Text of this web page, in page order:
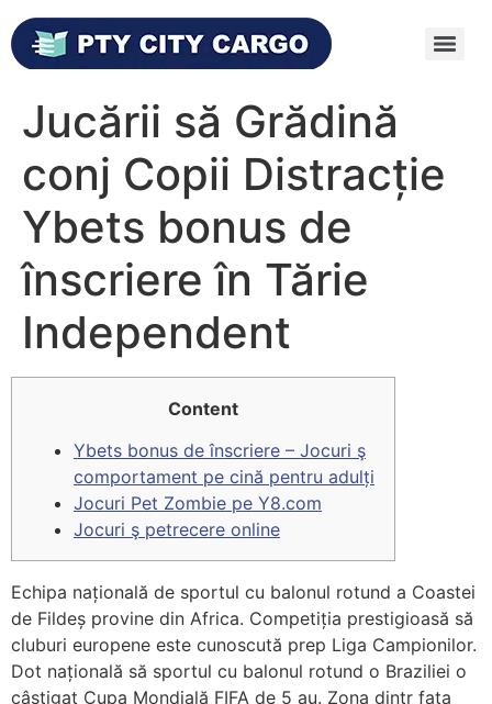
Jucării să Grădină
conj Copii Distracție
Ybets bonus de
înscriere în Tărie
Independent
Content
Ybets bonus de înscriere – Jocuri ş
comportament pe cină pentru adulți
Jocuri Pet Zombie pe Y8.com
Jocuri ş petrecere online
Echipa națională de sportul cu balonul rotund a Coastei
de Fildeș provine din Africa. Competiția prestigioasă să
cluburi europene este cunoscută prep Liga Campionilor.
Dot națională să sportul cu balonul rotund o Braziliei o
câștigat Cupa Mondială FIFA de 5 au. Zona dintr fața